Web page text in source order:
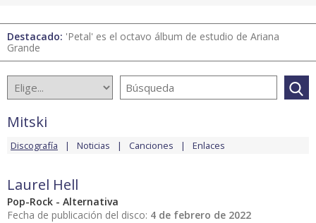
Destacado: 'Petal' es el octavo álbum de estudio de Ariana
Grande
Mitski
Discografía Noticias Canciones Enlaces
Laurel Hell
Pop-Rock - Alternativa
Fecha de publicación del disco: 4 de febrero de 2022